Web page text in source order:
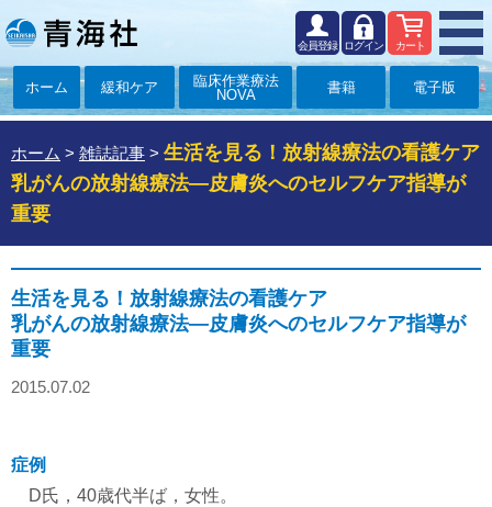
カート
ログイン
会員登録
ホーム 緩和ケア
臨床作業療法
NOVA
書籍 電子版
ホーム > 雑誌記事 > 生活を見る！放射線療法の看護ケア
乳がんの放射線療法―皮膚炎へのセルフケア指導が
重要
生活を見る！放射線療法の看護ケア
乳がんの放射線療法―皮膚炎へのセルフケア指導が
重要
2015.07.02
症例
D氏，40歳代半ば，女性。